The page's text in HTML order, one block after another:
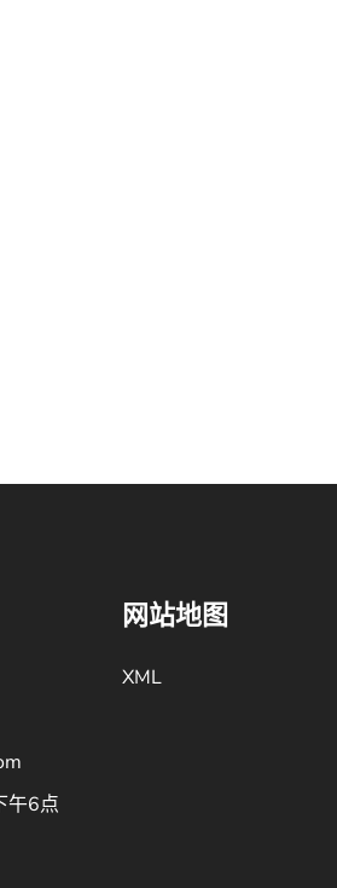
午6点
网站地图
XML